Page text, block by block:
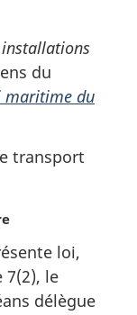
installations
du
maritime du
transport
loi,
7(2), le
délègue